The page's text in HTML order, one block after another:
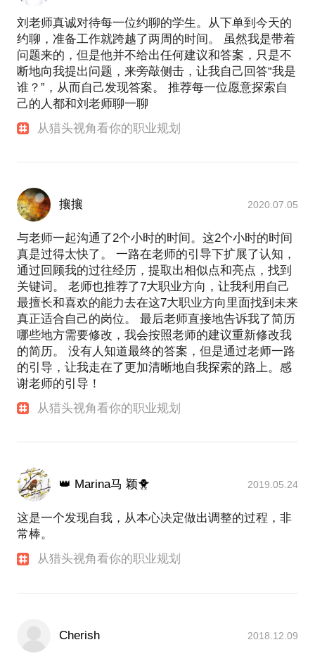
- 传送门 -
梦享系列—作为极客代言特斯拉
微信公众号：多杰旅行
GCDF全球职业规划师证书
国际演讲会杰出会员DTM证书
昆达里尼瑜伽一级教师证书
比戈跑步学院跑步教练证书
刘老师真诚对待每一位约聊的学生。从下单到今天的
约聊，准备工作就跨越了两周的时间。 虽然我是带着
问题来的，但是他并不给出任何建议和答案，只是不
断地向我提出问题，来旁敲侧击，让我自己回答“我是
谁？”，从而自己发现答案。 推荐每一位愿意探索自
己的人都和刘老师聊一聊
从猎头视角看你的职业规划
攘攘 2020.07.05
与老师一起沟通了2个小时的时间。这2个小时的时间
真是过得太快了。 一路在老师的引导下扩展了认知，
通过回顾我的过往经历，提取出相似点和亮点，找到
关键词。 老师也推荐了7大职业方向，让我利用自己
最擅长和喜欢的能力去在这7大职业方向里面找到未来
真正适合自己的岗位。 最后老师直接地告诉我了简历
哪些地方需要修改，我会按照老师的建议重新修改我
的简历。 没有人知道最终的答案，但是通过老师一路
的引导，让我走在了更加清晰地自我探索的路上。感
谢老师的引导！
从猎头视角看你的职业规划
👑 Marina马 颖🐥 2019.05.24
这是一个发现自我，从本心决定做出调整的过程，非
常棒。
从猎头视角看你的职业规划
Cherish 2018.12.09